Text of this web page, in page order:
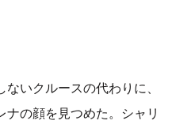
いクルースの代わりに、
の顔を見つめた。シャリ